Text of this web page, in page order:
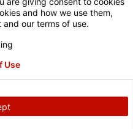
de confidentialité
Système RAPI
Brevets
Company.Tous droits réservés.
and how we use them,
our terms of use.
Use